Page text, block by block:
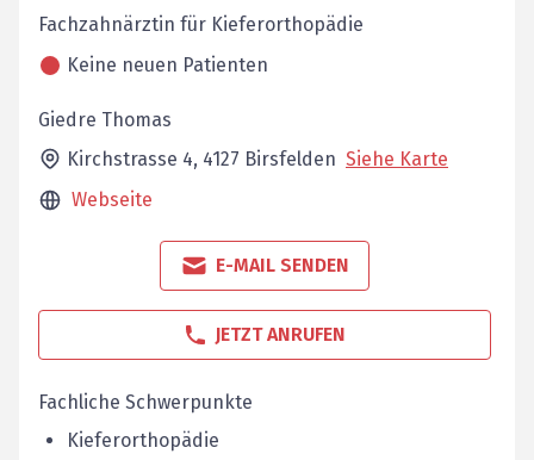
Fachzahnärztin für Kieferorthopädie
Keine neuen Patienten
Giedre Thomas
Kirchstrasse 4, 4127 Birsfelden Siehe Karte
Webseite
E-MAIL SENDEN
JETZT ANRUFEN
Fachliche Schwerpunkte
Kieferorthopädie